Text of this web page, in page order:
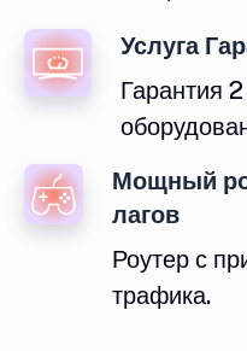
Услуга
Гарантия
Мощный
лагов
Роутер с
трафика.